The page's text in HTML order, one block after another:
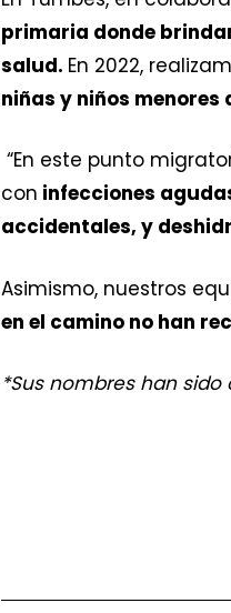
primaria donde
salud. En 2022,
niñas y niños menores
“En este punto
con infecciones
accidentales, y
Asimismo, nuestros
en el camino no han
*Sus nombres han